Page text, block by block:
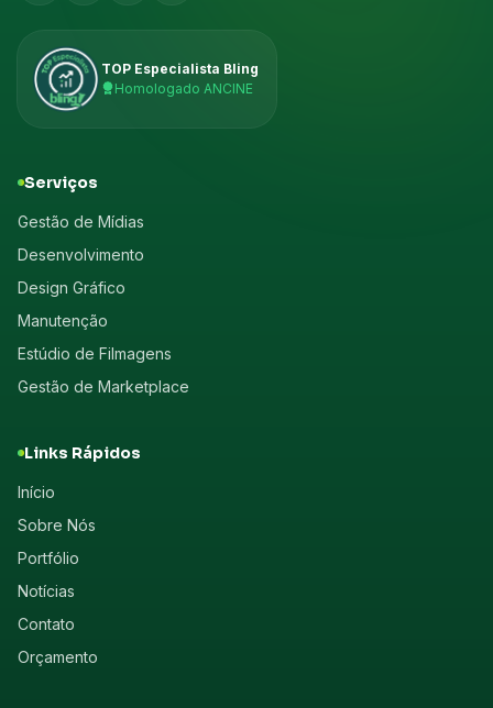
TOP Especialista Bling
Homologado ANCINE
Serviços
Gestão de Mídias
Desenvolvimento
Design Gráfico
Manutenção
Estúdio de Filmagens
Gestão de Marketplace
Links Rápidos
Início
Sobre Nós
Portfólio
Notícias
Contato
Orçamento